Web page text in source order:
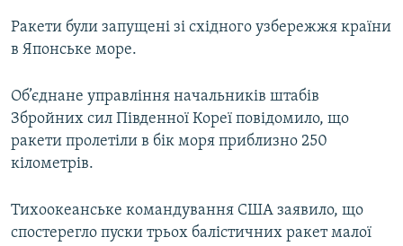
Ракети були запущені зі східного узбережжя країни
в Японське море.
Об’єднане управління начальників штабів
Збройних сил Південної Кореї повідомило, що
ракети пролетіли в бік моря приблизно 250
кілометрів.
Тихоокеанське командування США заявило, що
спостерегло пуски трьох балістичних ракет малої